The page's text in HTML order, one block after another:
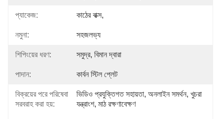
প্যাকেজ: কাঠের বাক্স,
নমুনা: সহজলভ্য
শিপিংয়ের ধরণ: সমুদ্র, বিমান দ্বারা
পাদান: কার্বন স্টিল প্লেট
বিক্রয়ের পরে পরিষেবা
সরবরাহ করা হয়:
ভিডিও প্রযুক্তিগত সহায়তা, অনলাইন সমর্থন, খুচরা
যন্ত্রাংশ, মাঠ রক্ষণাবেক্ষণ